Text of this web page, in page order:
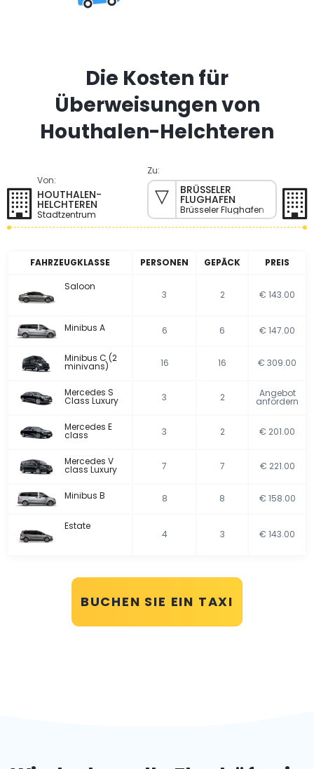
Die Kosten für
Überweisungen von
Houthalen-Helchteren
Von:
HOUTHALEN-
HELCHTEREN
Stadtzentrum
Zu:
BRÜSSELER
FLUGHAFEN
Brüsseler Flughafen
FAHRZEUGKLASSE PERSONEN GEPÄCK
PREIS
Saloon
3 2 € 143.00
Minibus A 6 6 € 147.00
Minibus C (2
minivans) 16 16 € 309.00
Mercedes S
Class Luxury 3 2 Angebot
anfordern
Mercedes E
class 3 2 € 201.00
Mercedes V
class Luxury 7 7 € 221.00
Minibus B 8 8 € 158.00
Estate
4 3 € 143.00
BUCHEN SIE EIN TAXI